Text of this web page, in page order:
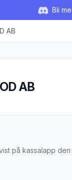
Bli
AB
AB
AB
på kassalapp den